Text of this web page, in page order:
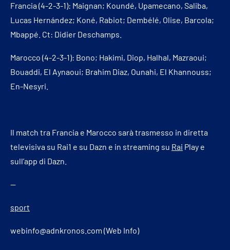
Francia (4-2-3-1): Maignan; Koundé, Upamecano, Saliba,
Lucas Hernández; Koné, Rabiot; Dembélé, Olise, Barcola;
Mbappé. Ct: Didier Deschamps.
Marocco (4-2-3-1): Bono; Hakimi, Diop, Halhal, Mazraoui;
Bouaddi, El Aynaoui; Brahim Diaz, Ounahi, El Khannouss;
En-Nesyri.
Il match tra Francia e Marocco sarà trasmesso in diretta
televisiva su Rai1 e su Dazn e in streaming su Rai Play e
sull’app di Dazn.
—
sport
webinfo@adnkronos.com (Web Info)